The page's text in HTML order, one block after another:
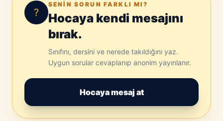
?
SENIN SORUN FARKLI MI?
Hocaya kendi mesajını
bırak.
Sınıfını, dersini ve nerede takıldığını yaz.
Uygun sorular cevaplanıp anonim yayınlanır.
Hocaya mesaj at